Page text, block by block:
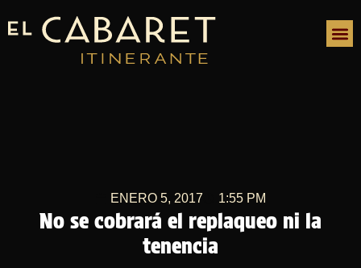
No se cobrará el replaqueo ni la
tenencia
ENERO 5, 2017 1:55 PM